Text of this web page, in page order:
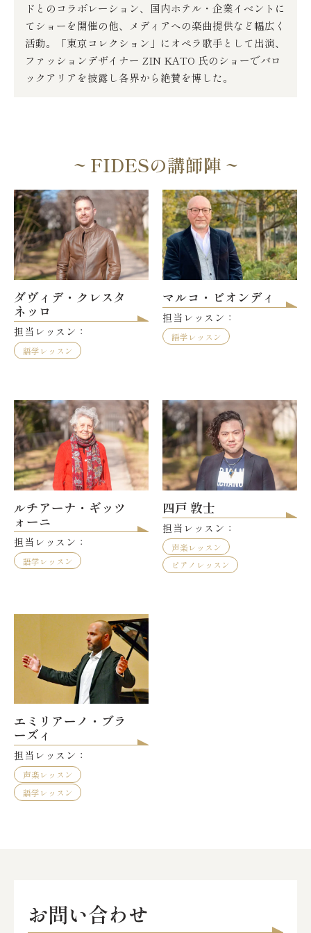
ドとのコラボレーション、国内ホテル・企業イベントに
てショーを開催の他、メディアへの楽曲提供など幅広く
活動。「東京コレクション」にオペラ歌手として出演、
ファッションデザイナー ZIN KATO 氏のショーでバロ
ックアリアを披露し各界から絶賛を博した。
~ FIDESの講師陣 ~
ダヴィデ・クレスタ
ネッロ
担当レッスン：
語学レッスン
マルコ・ビオンディ
担当レッスン：
語学レッスン
ルチアーナ・ギッツ
ォーニ
担当レッスン：
語学レッスン
四戸 敦士
担当レッスン：
声楽レッスン
ピアノレッスン
エミリアーノ・ブラ
ーズィ
担当レッスン：
声楽レッスン
語学レッスン
お問い合わせ